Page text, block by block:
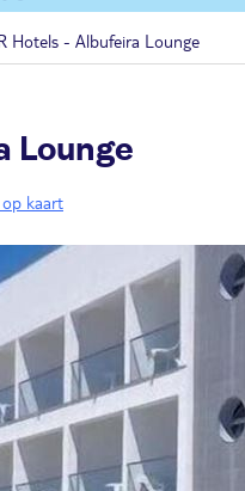
Hotels - Albufeira Lounge
Lounge
kaart